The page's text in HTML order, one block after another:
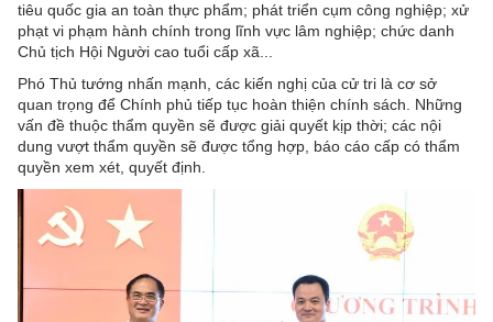
tiêu quốc gia an toàn thực phẩm; phát triển cụm công nghiệp; xử
phạt vi phạm hành chính trong lĩnh vực lâm nghiệp; chức danh
Chủ tịch Hội Người cao tuổi cấp xã...
Phó Thủ tướng nhấn mạnh, các kiến nghị của cử tri là cơ sở
quan trọng để Chính phủ tiếp tục hoàn thiện chính sách. Những
vấn đề thuộc thẩm quyền sẽ được giải quyết kịp thời; các nội
dung vượt thẩm quyền sẽ được tổng hợp, báo cáo cấp có thẩm
quyền xem xét, quyết định.